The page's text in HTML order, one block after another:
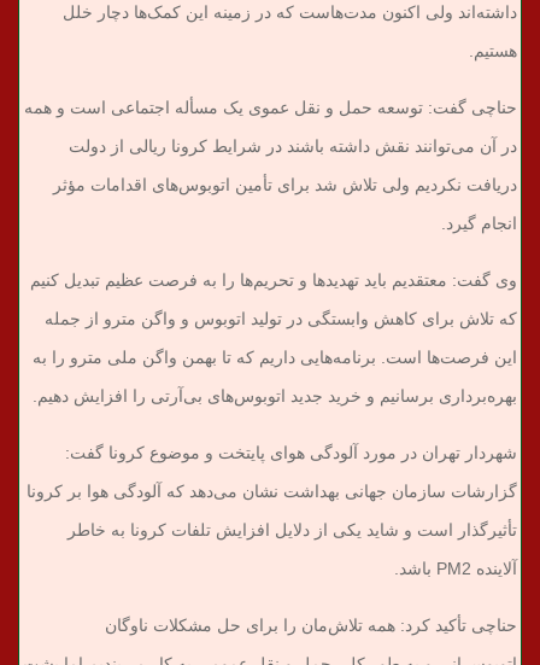
داشته‌اند ولی اکنون مدت‌هاست که در زمینه این کمک‌ها دچار خلل
هستیم.
حناچی گفت: توسعه حمل و نقل عموی یک مسأله اجتماعی است و همه
در آن می‌توانند نقش داشته باشند در شرایط کرونا ریالی از دولت
دریافت نکردیم ولی تلاش شد برای تأمین اتوبوس‌های اقدامات مؤثر
انجام گیرد.
وی گفت: معتقدیم باید تهدیدها و تحریم‌ها را به فرصت عظیم تبدیل کنیم
که تلاش برای کاهش وابستگی در تولید اتوبوس و واگن مترو از جمله
این فرصت‌ها است. برنامه‌هایی داریم که تا بهمن واگن ملی مترو را به
بهره‌برداری برسانیم و خرید جدید اتوبوس‌های بی‌آرتی را افزایش دهیم.
شهردار تهران در مورد آلودگی هوای پایتخت و موضوع کرونا گفت:
گزارشات سازمان جهانی بهداشت نشان می‌‌دهد که آلودگی هوا بر کرونا
تأثیرگذار است و شاید یکی از دلایل افزایش تلفات کرونا به خاطر
آلاینده PM2 باشد.
حناچی تأکید کرد: همه تلاش‌مان را برای حل مشکلات ناوگان